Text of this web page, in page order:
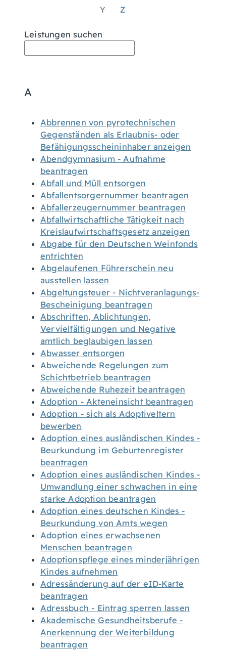
Y Z
Leistungen suchen
A
Abbrennen von pyrotechnischen
Gegenständen als Erlaubnis- oder
Befähigungsscheininhaber anzeigen
Abendgymnasium - Aufnahme
beantragen
Abfall und Müll entsorgen
Abfallentsorgernummer beantragen
Abfallerzeugernummer beantragen
Abfallwirtschaftliche Tätigkeit nach
Kreislaufwirtschaftsgesetz anzeigen
Abgabe für den Deutschen Weinfonds
entrichten
Abgelaufenen Führerschein neu
ausstellen lassen
Abgeltungsteuer - Nichtveranlagungs-
Bescheinigung beantragen
Abschriften, Ablichtungen,
Vervielfältigungen und Negative
amtlich beglaubigen lassen
Abwasser entsorgen
Abweichende Regelungen zum
Schichtbetrieb beantragen
Abweichende Ruhezeit beantragen
Adoption - Akteneinsicht beantragen
Adoption - sich als Adoptiveltern
bewerben
Adoption eines ausländischen Kindes -
Beurkundung im Geburtenregister
beantragen
Adoption eines ausländischen Kindes -
Umwandlung einer schwachen in eine
starke Adoption beantragen
Adoption eines deutschen Kindes -
Beurkundung von Amts wegen
Adoption eines erwachsenen
Menschen beantragen
Adoptionspflege eines minderjährigen
Kindes aufnehmen
Adressänderung auf der eID-Karte
beantragen
Adressbuch - Eintrag sperren lassen
Akademische Gesundheitsberufe -
Anerkennung der Weiterbildung
beantragen